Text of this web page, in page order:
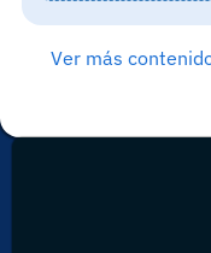
Ver más